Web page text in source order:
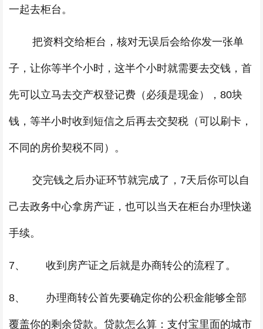
一起去柜台。
把资料交给柜台，核对无误后会给你发一张单
子，让你等半个小时，这半个小时就需要去交钱，首
先可以立马去交产权登记费（必须是现金），80块
钱，等半小时收到短信之后再去交契税（可以刷卡，
不同的房价契税不同）。
交完钱之后办证环节就完成了，7天后你可以自
己去政务中心拿房产证，也可以当天在柜台办理快递
手续。
7、 收到房产证之后就是办商转公的流程了。
8、 办理商转公首先要确定你的公积金能够全部
覆盖你的剩余贷款。贷款怎么算：支付宝里面的城市